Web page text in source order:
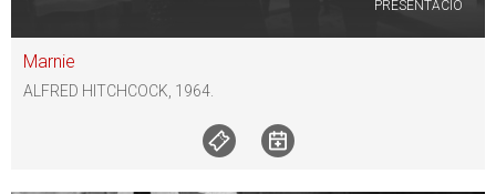
PRESENTACIÓ
Marnie
ALFRED HITCHCOCK, 1964.